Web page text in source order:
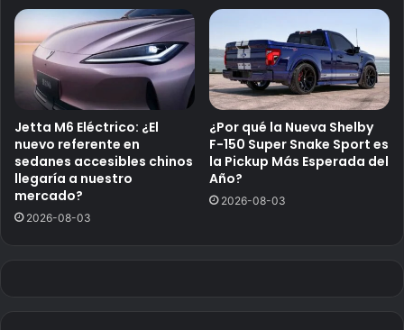
Jetta M6 Eléctrico: ¿El
nuevo referente en
sedanes accesibles chinos
llegaría a nuestro
mercado?
2026-08-03
¿Por qué la Nueva Shelby
F-150 Super Snake Sport es
la Pickup Más Esperada del
Año?
2026-08-03